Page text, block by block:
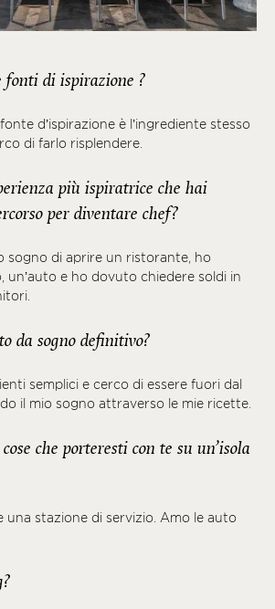
di ispirazione ?
d’ispirazione è l’ingrediente stesso
di farlo risplendere.
più ispiratrice che hai
per diventare chef?
sogno di aprire un ristorante, ho
un’auto e ho dovuto chiedere soldi in
da sogno definitivo?
semplici e cerco di essere fuori dal
il mio sogno attraverso le mie ricette.
che porteresti con te su un’isola
una stazione di servizio. Amo le auto